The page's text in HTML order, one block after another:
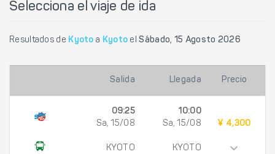
Selecciona el viaje de ida
Resultados de Kyoto a Kyoto elSábado, 15 Agosto 2026
Salida Llegada Precio
09:25
Sa, 15/08
KYOTO
10:00
Sa, 15/08
KYOTO
¥ 4,300